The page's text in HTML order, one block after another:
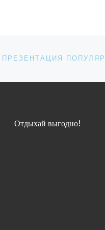
ЗАПИСЕЙ
ПРЕЗЕНТАЦИЯ
Отдыхай выгодно!